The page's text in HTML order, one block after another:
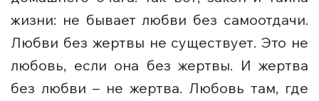
жизни: не бывает любви без самоотдачи.
Любви без жертвы не существует. Это не
любовь, если она без жертвы. И жертва
без любви – не жертва. Любовь там, где